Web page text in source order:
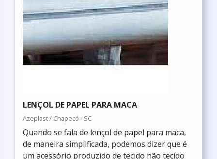
LENÇOL DE PAPEL PARA MACA
Azeplast / Chapecó - SC
Quando se fala de lençol de papel para maca,
de maneira simplificada, podemos dizer que é
um acessório produzido de tecido não tecido